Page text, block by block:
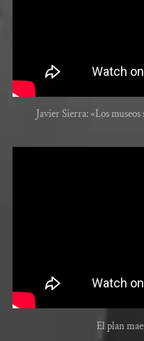
Javier Sierra: «Los
El plan